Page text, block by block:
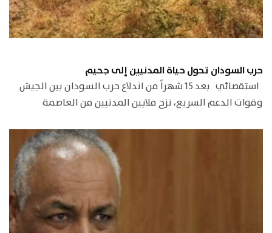
حرب السودان تحول حياة المدنيين إلى جحيم
استقصائي بعد 15 شهراً من اندلاع حرب السودان بين الجيش
وقوات الدعم السريع، نزح ملايين المدنيين من العاصمة